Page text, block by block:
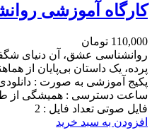
کارگاه آموزشی
110,000 تومان
روانشناسی عشق، آن دنیای
پرده، یک داستان بی‌پایان از
ساعت دسترسی : همیشگی از
فایل صوتی تعداد فایل : 2
افزودن به سبد خرید